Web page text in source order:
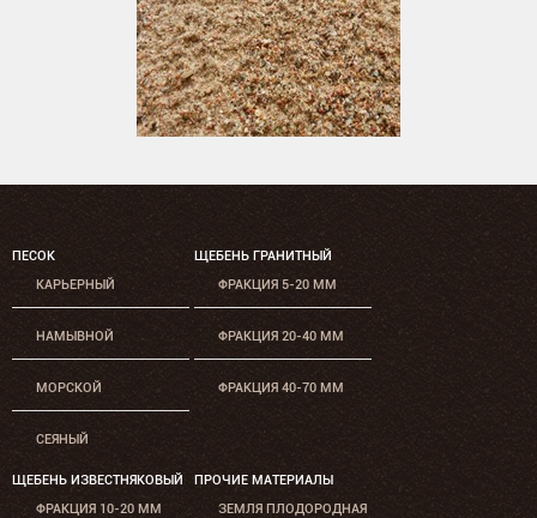
ПЕСОК
КАРЬЕРНЫЙ
НАМЫВНОЙ
МОРСКОЙ
СЕЯНЫЙ
ЩЕБЕНЬ ГРАНИТНЫЙ
ФРАКЦИЯ 5-20 ММ
ФРАКЦИЯ 20-40 ММ
ФРАКЦИЯ 40-70 ММ
ЩЕБЕНЬ ИЗВЕСТНЯКОВЫЙ
ФРАКЦИЯ 10-20 ММ
ПРОЧИЕ МАТЕРИАЛЫ
ЗЕМЛЯ ПЛОДОРОДНАЯ